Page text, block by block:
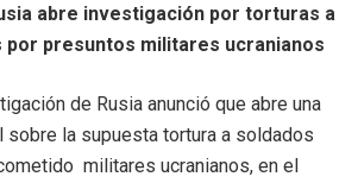
abre investigación por torturas a
por presuntos militares ucranianos
de Rusia anunció que abre una
sobre la supuesta tortura a soldados
militares ucranianos, en el